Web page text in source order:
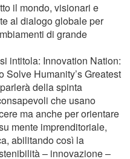
il mondo, visionari e
al dialogo globale per
di grande
intitola: Innovation Nation:
Humanity’s Greatest
della spinta
che usano
ma anche per orientare
mente imprenditoriale,
abilitando così la
– innovazione –